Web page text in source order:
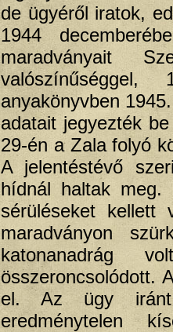
de ügyéről iratok,
1944
maradványait
anyakönyvben
adatait jegyezték
29-én a Zala folyó
A jelentéstévő
hídnál haltak
sérüléseket kellett
maradványon
katonanadrág
összeroncsolódott.
el. Az ügy iránt
eredménytelen